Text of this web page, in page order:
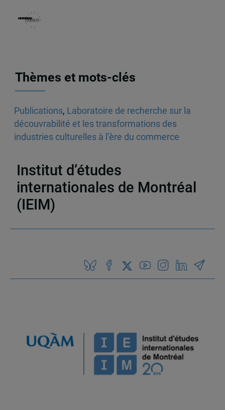
Thèmes et mots-clés
Publications, Laboratoire de recherche sur la
découvrabilité et les transformations des
industries culturelles à l’ère du commerce
médias en ligne,Découvrabilité
Institut d’études
internationales de Montréal
(IEIM)